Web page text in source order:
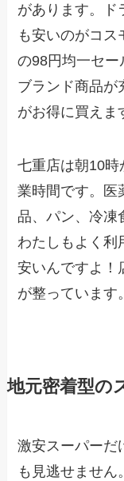
があります。ド
も安いのがコス
の98円均一セー
ブランド商品が
がお得に買えま
七重店は朝10
業時間です。医
品、パン、冷凍
わたしもよく利
安いんですよ！
が整っています。
地元密着型の
激安スーパーだ
も見逃せません